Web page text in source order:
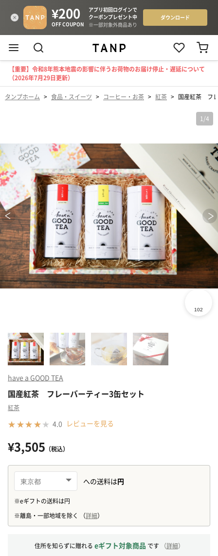
【重要】令和8年熊本地震の影響に伴うお荷物のお届け停止・遅延について
（2026年7月29日更新）
タンプホーム > 食品・スイーツ > コーヒー・お茶 > 紅茶 > 国産紅茶 フ
1 /4
have a GOOD TEA
国産紅茶 フレーバーティー3缶セット
紅茶
4.0 レビューを見る
¥3,505 （税込）
住所を知らずに贈れる eギフト対象商品 です （詳細）